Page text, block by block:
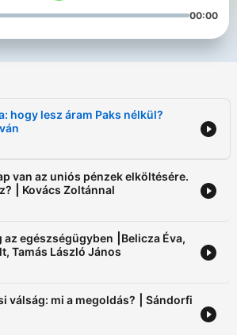
00:00
hogy lesz áram Paks nélkül?
van az uniós pénzek elköltésére.
⎮ Kovács Zoltánnal
egészségügyben ⎮Belicza Éva,
Tamás László János
válság: mi a megoldás? ⎮ Sándorfi